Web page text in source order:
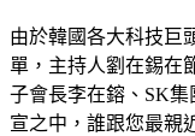
由於韓國各大科技巨
單，主持人劉在錫在
子會長李在鎔、SK
宣之中，誰跟您最親